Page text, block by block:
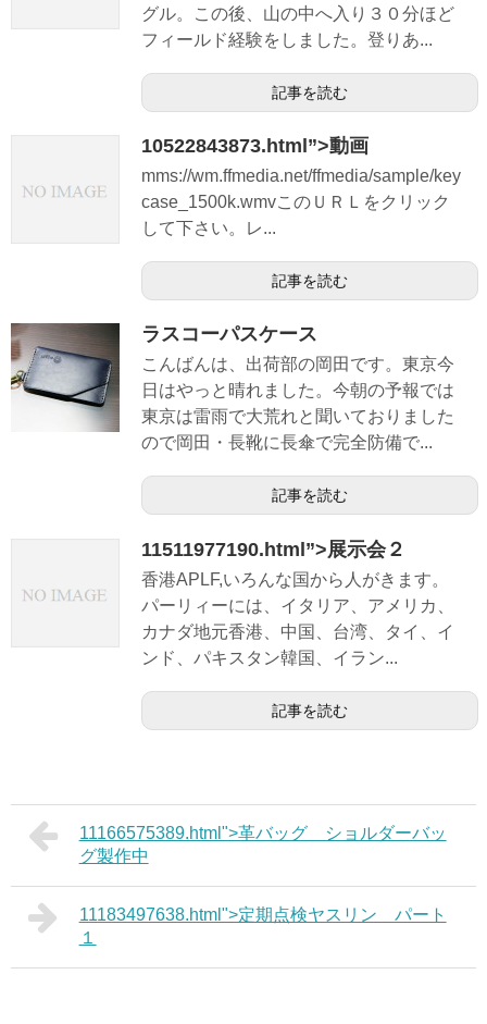
グル。この後、山の中へ入り３０分ほど
フィールド経験をしました。登りあ...
記事を読む
10522843873.html”>動画
mms://wm.ffmedia.net/ffmedia/sample/key
case_1500k.wmvこのＵＲＬをクリック
して下さい。レ...
記事を読む
ラスコーパスケース
こんばんは、出荷部の岡田です。東京今
日はやっと晴れました。今朝の予報では
東京は雷雨で大荒れと聞いておりました
ので岡田・長靴に長傘で完全防備で...
記事を読む
11511977190.html”>展示会２
香港APLF,いろんな国から人がきます。
パーリィーには、イタリア、アメリカ、
カナダ地元香港、中国、台湾、タイ、イ
ンド、パキスタン韓国、イラン...
記事を読む
11166575389.html">革バッグ ショルダーバッ
グ製作中
11183497638.html">定期点検ヤスリン パート
１